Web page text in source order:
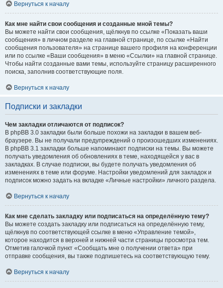
Вернуться к началу
Как мне найти свои сообщения и созданные мной темы?
Вы можете найти свои сообщения, щёлкнув по ссылке «Показать ваши
сообщения» в личном разделе на главной странице, по ссылке «Найти
сообщения пользователя» на странице вашего профиля на конференции
или по ссылке «Ваши сообщения» в меню «Ссылки» на главной странице.
Чтобы найти созданные вами темы, используйте страницу расширенного
поиска, заполнив соответствующие поля.
Вернуться к началу
Подписки и закладки
Чем закладки отличаются от подписок?
В phpBB 3.0 закладки были больше похожи на закладки в вашем веб-
браузере. Вы не получали предупреждений о произошедших изменениях.
В phpBB 3.1 закладки больше напоминают подписки на темы. Вы можете
получать уведомления об обновлениях в теме, находящейся у вас в
закладках. В случае подписки, вы будете получать уведомления об
изменениях в теме или форуме. Настройки уведомлений для закладок и
подписок можно задать на вкладке «Личные настройки» личного раздела.
Вернуться к началу
Как мне сделать закладку или подписаться на определённую тему?
Вы можете создать закладку или подписаться на определённую тему,
щёлкнув по соответствующей ссылке в меню «Управление темой»,
которое находится в верхней и нижней части страницы просмотра тем.
Отметив галочкой пункт «Сообщать мне о получении ответа» при
отправке сообщения, вы также подпишетесь на соответствующую тему.
Вернуться к началу